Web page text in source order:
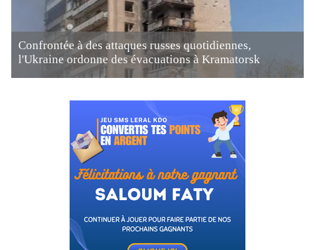
Confrontée à des attaques russes quotidiennes,
l'Ukraine ordonne des évacuations à Kramatorsk